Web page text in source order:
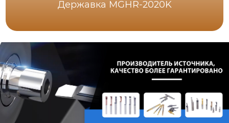
Державка MGHR-2020K